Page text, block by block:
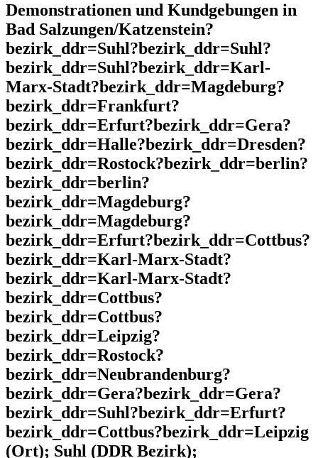
Demonstrationen und Kundgebungen in
Bad Salzungen/Katzenstein?
bezirk_ddr=Suhl?bezirk_ddr=Suhl?
bezirk_ddr=Suhl?bezirk_ddr=Karl-
Marx-Stadt?bezirk_ddr=Magdeburg?
bezirk_ddr=Frankfurt?
bezirk_ddr=Erfurt?bezirk_ddr=Gera?
bezirk_ddr=Halle?bezirk_ddr=Dresden?
bezirk_ddr=Rostock?bezirk_ddr=berlin?
bezirk_ddr=berlin?
bezirk_ddr=Magdeburg?
bezirk_ddr=Magdeburg?
bezirk_ddr=Erfurt?bezirk_ddr=Cottbus?
bezirk_ddr=Karl-Marx-Stadt?
bezirk_ddr=Karl-Marx-Stadt?
bezirk_ddr=Cottbus?
bezirk_ddr=Cottbus?
bezirk_ddr=Leipzig?
bezirk_ddr=Rostock?
bezirk_ddr=Neubrandenburg?
bezirk_ddr=Gera?bezirk_ddr=Gera?
bezirk_ddr=Suhl?bezirk_ddr=Erfurt?
bezirk_ddr=Cottbus?bezirk_ddr=Leipzig
(Ort); Suhl (DDR Bezirk);